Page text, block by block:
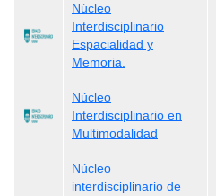
Núcleo
Interdisciplinario
Espacialidad y
Memoria.
Núcleo
Interdisciplinario en
Multimodalidad
Núcleo
interdisciplinario de